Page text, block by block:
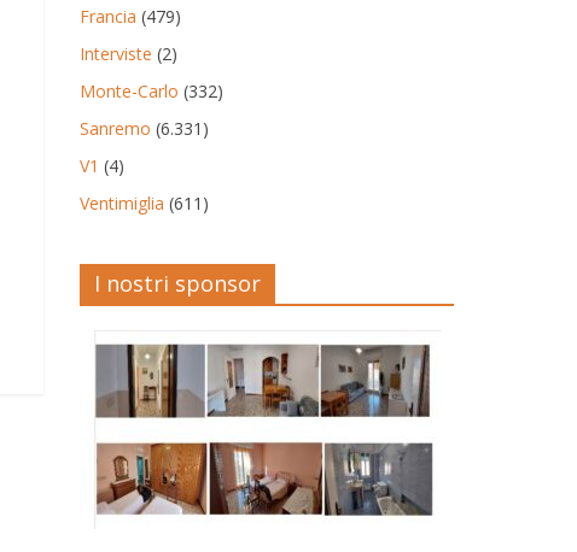
Francia (479)
Interviste (2)
Monte-Carlo (332)
Sanremo (6.331)
V1 (4)
Ventimiglia (611)
I nostri sponsor